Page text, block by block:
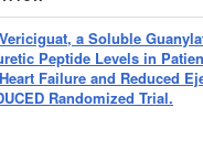
a Soluble
Peptide Levels in
Failure and Reduced
Randomized Trial.